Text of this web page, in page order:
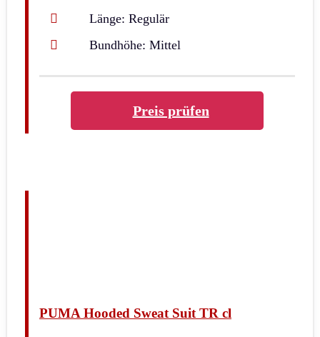
Länge: Regulär
Bundhöhe: Mittel
Preis prüfen
PUMA Hooded Sweat Suit TR cl